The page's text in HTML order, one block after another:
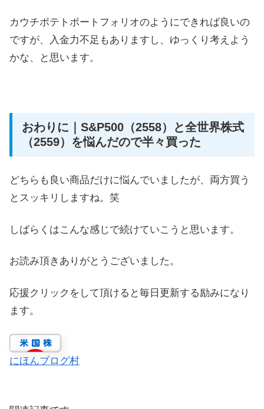
カウチポテトポートフォリオのようにできれば良いの
ですが、入金力不足もありますし、ゆっくり考えよう
かな、と思います。
おわりに｜S&P500（2558）と全世界株式
（2559）を悩んだので半々買った
どちらも良い商品だけに悩んでいましたが、両方買う
とスッキリしますね。笑
しばらくはこんな感じで続けていこうと思います。
お読み頂きありがとうございました。
応援クリックをして頂けると毎日更新する励みになり
ます。
にほんブログ村